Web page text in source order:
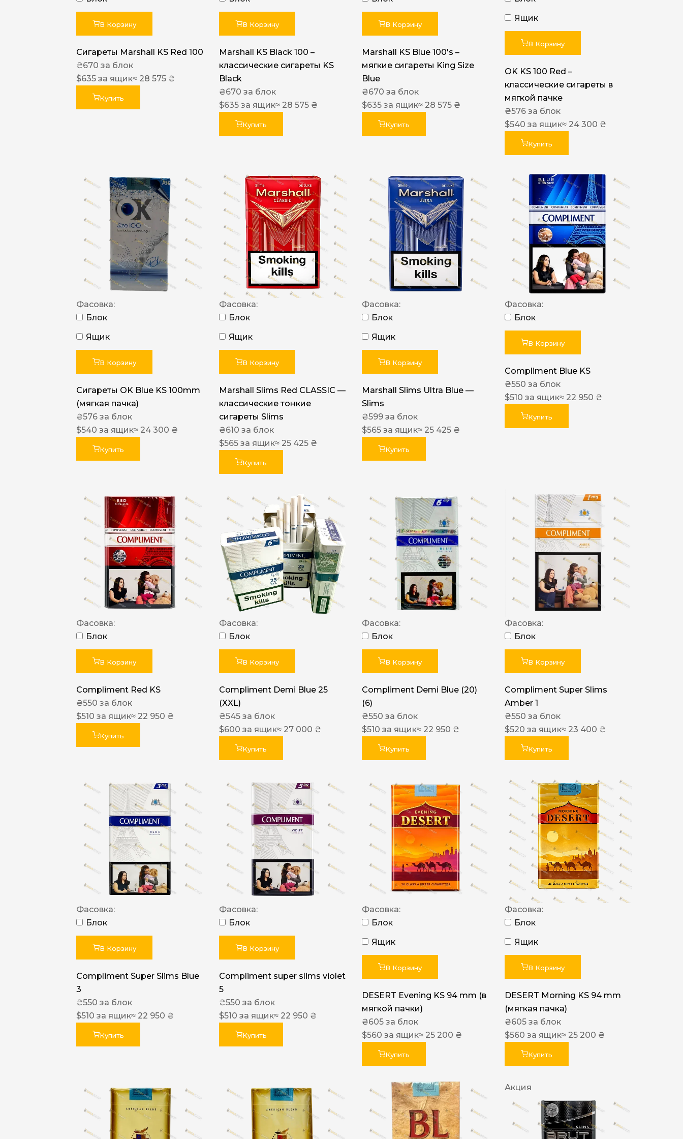
Nistru
Montecristo
Focus
De Santis
MONUS
NERO
NERO
Гуцульскі
Italian Blend 821
JM
MAN
Arizona
В Корзину
Сигареты Marshall KS Red 100
₴670 за блок
$635 за ящик≈ 28 575 ₴
Купить
В Корзину
Marshall KS Black 100 –
классические сигареты KS
Black
₴670 за блок
$635 за ящик≈ 28 575 ₴
Купить
В Корзину
Marshall KS Blue 100's –
мягкие сигареты King Size
Blue
₴670 за блок
$635 за ящик≈ 28 575 ₴
Купить
Ящик
В Корзину
OK KS 100 Red –
классические сигареты в
мягкой пачке
₴576 за блок
$540 за ящик≈ 24 300 ₴
Купить
Фасовка:
Блок
Ящик
В Корзину
Сигареты OK Blue KS 100mm
(мягкая пачка)
₴576 за блок
$540 за ящик≈ 24 300 ₴
Купить
Фасовка:
Блок
Ящик
В Корзину
Marshall Slims Red CLASSIC —
классические тонкие
сигареты Slims
₴610 за блок
$565 за ящик≈ 25 425 ₴
Купить
Фасовка:
Блок
Ящик
В Корзину
Marshall Slims Ultra Blue —
Slims
₴599 за блок
$565 за ящик≈ 25 425 ₴
Купить
Фасовка:
Блок
В Корзину
Compliment Blue KS
₴550 за блок
$510 за ящик≈ 22 950 ₴
Купить
Фасовка:
Блок
В Корзину
Compliment Red KS
₴550 за блок
$510 за ящик≈ 22 950 ₴
Купить
Фасовка:
Блок
В Корзину
Compliment Demi Blue 25
(XXL)
₴545 за блок
$600 за ящик≈ 27 000 ₴
Купить
Фасовка:
Блок
В Корзину
Compliment Demi Blue (20)
(6)
₴550 за блок
$510 за ящик≈ 22 950 ₴
Купить
Фасовка:
Блок
В Корзину
Compliment Super Slims
Amber 1
₴550 за блок
$520 за ящик≈ 23 400 ₴
Купить
Фасовка:
Блок
В Корзину
Compliment Super Slims Blue
3
₴550 за блок
$510 за ящик≈ 22 950 ₴
Купить
Фасовка:
Блок
В Корзину
Compliment super slims violet
5
₴550 за блок
$510 за ящик≈ 22 950 ₴
Купить
Фасовка:
Блок
Ящик
В Корзину
DESERT Evening KS 94 mm (в
мягкой пачки)
₴605 за блок
$560 за ящик≈ 25 200 ₴
Купить
Фасовка:
Блок
Ящик
В Корзину
DESERT Morning KS 94 mm
(мягкая пачка)
₴605 за блок
$560 за ящик≈ 25 200 ₴
Купить
Акция